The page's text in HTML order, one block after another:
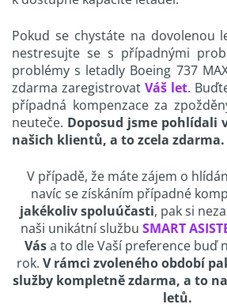
Pokud se chystáte na dovolenou
nestresujte se s případnými
problémy s letadly Boeing 737
zdarma zaregistrovatVáš let.
případná kompenzace za
neuteče. Doposud jsme pohlídali
našich klientů, a to zcela zdarma.
V případě, že máte zájem o
navíc se získáním případné
jakékoliv spoluúčasti, pak si
naši unikátní službu SMART
Vása to dle Vaší preference buď
rok. V rámci zvoleného období
služby kompletně zdarma, a to
letů.